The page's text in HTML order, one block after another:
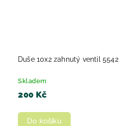
Duše 10x2 zahnutý ventil 5542
Skladem
200 Kč
Do košíku